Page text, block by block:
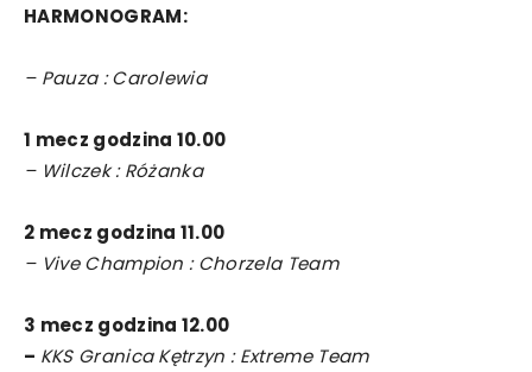
HARMONOGRAM:
– Pauza : Carolewia
1 mecz godzina 10.00
– Wilczek : Różanka
2 mecz godzina 11.00
– Vive Champion : Chorzela Team
3 mecz godzina 12.00
– KKS Granica Kętrzyn : Extreme Team